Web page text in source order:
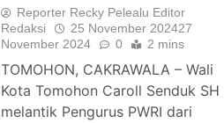
Reporter Recky Pelealu Editor
Redaksi
25 November 202427
November 2024
0 2 mins
TOMOHON, CAKRAWALA – Wali
Kota Tomohon Caroll Senduk SH
melantik Pengurus PWRI dari